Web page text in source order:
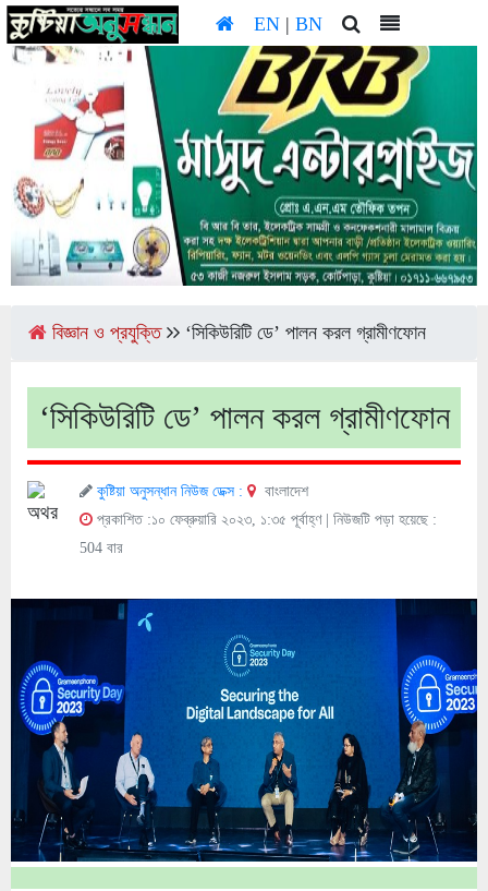
EN |BN
বিজ্ঞান ও প্রযুক্তি ‘সিকিউরিটি ডে’ পালন করল গ্রামীণফোন
‘সিকিউরিটি ডে’ পালন করল গ্রামীণফোন
কুষ্টিয়া অনুসন্ধান নিউজ ডেক্স :
বাংলাদেশ
প্রকাশিত :১০ ফেব্রুয়ারি ২০২৩, ১:৩৫ পূর্বাহ্ণ
| নিউজটি পড়া হয়েছে :
504 বার